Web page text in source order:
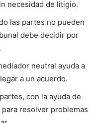
necesidad de litigio.
las partes no pueden
debe decidir por
neutral ayuda a
a un acuerdo.
con la ayuda de
resolver problemas